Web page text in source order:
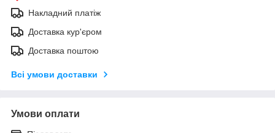
Накладний платіж
Доставка кур'єром
Доставка поштою
Всі умови доставки
Умови оплати